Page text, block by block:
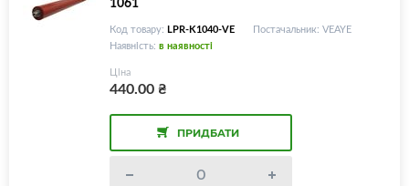
Код товару: LPR-K1040-VE
Постачальник: VEAYE
Наявність: в наявності
Ціна
440.00₴
ПРИДБАТИ